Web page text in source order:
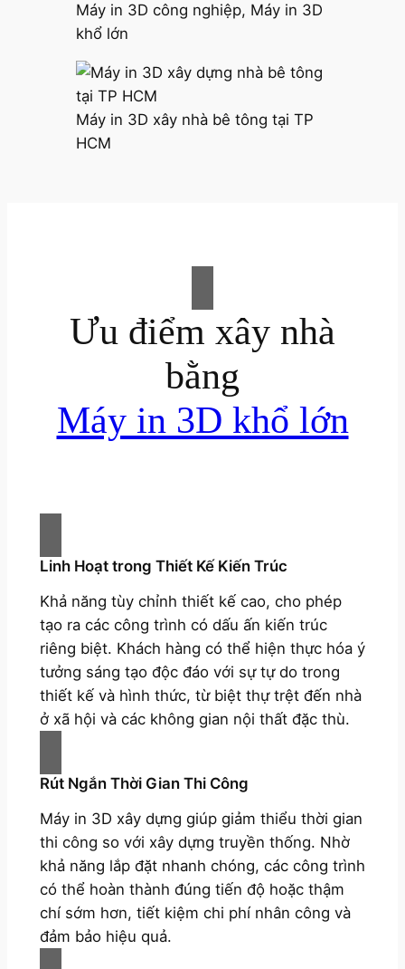
Máy in 3D công nghiệp, Máy in 3D
khổ lớn
Máy in 3D xây nhà bê tông tại TP
HCM
Ưu điểm xây nhà
bằng
Máy in 3D khổ lớn
Linh Hoạt trong Thiết Kế Kiến Trúc
Khả năng tùy chỉnh thiết kế cao, cho phép
tạo ra các công trình có dấu ấn kiến trúc
riêng biệt. Khách hàng có thể hiện thực hóa ý
tưởng sáng tạo độc đáo với sự tự do trong
thiết kế và hình thức, từ biệt thự trệt đến nhà
ở xã hội và các không gian nội thất đặc thù.
Rút Ngắn Thời Gian Thi Công
Máy in 3D xây dựng giúp giảm thiểu thời gian
thi công so với xây dựng truyền thống. Nhờ
khả năng lắp đặt nhanh chóng, các công trình
có thể hoàn thành đúng tiến độ hoặc thậm
chí sớm hơn, tiết kiệm chi phí nhân công và
đảm bảo hiệu quả.